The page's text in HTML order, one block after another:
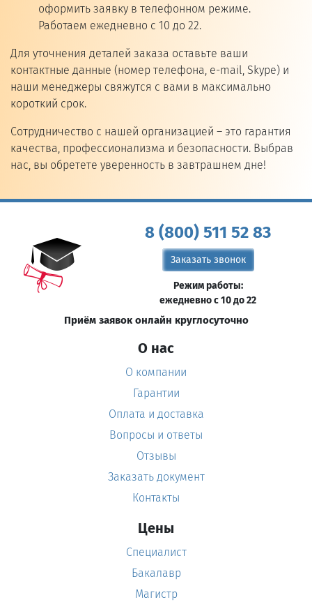
оформить заявку в телефонном режиме.
Работаем ежедневно с 10 до 22.
Для уточнения деталей заказа оставьте ваши
контактные данные (номер телефона, e-mail, Skype) и
наши менеджеры свяжутся с вами в максимально
короткий срок.
Сотрудничество с нашей организацией – это гарантия
качества, профессионализма и безопасности. Выбрав
нас, вы обретете уверенность в завтрашнем дне!
8 (800) 511 52 83
Заказать звонок
Режим работы:
ежедневно с 10 до 22
Приём заявок онлайн круглосуточно
О нас
О компании
Гарантии
Оплата и доставка
Вопросы и ответы
Отзывы
Заказать документ
Контакты
Цены
Специалист
Бакалавр
Магистр